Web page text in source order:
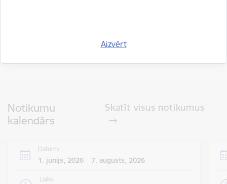
Aizvērt
Visi jaunumi
Notikumu
kalendārs
Skatīt visus notikumus
Datums
1. jūnijs, 2026 – 7. augusts, 2026
Laiks